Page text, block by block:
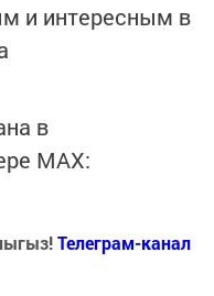
и интересным в
в
MАХ:
Телеграм-канал